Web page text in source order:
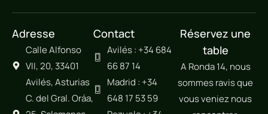
Adresse
Calle Alfonso
VII, 20, 33401
Avilés, Asturias
C. del Gral. Oráa,
Contact
Avilés : +34 684
66 87 14
Madrid : +34
648 17 53 59
Réservez une
table
A Ronda 14, nous
sommes ravis que
vous veniez nous